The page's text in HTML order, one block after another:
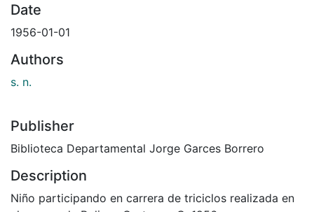
Date
1956-01-01
Authors
s. n.
Publisher
Biblioteca Departamental Jorge Garces Borrero
Description
Niño participando en carrera de triciclos realizada en